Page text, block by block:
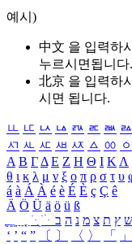
예시)
中文 을 입력하
누르시면됩니다.
北京 을 입력하
시면 됩니다.
ㅥ ㅦ ㅧ ㅨ ㅩ ㅪ ㅫ ㅬ
ㅺ ㅻ ㅼ ㅽ ㅾ ㅿ ㆀ ㆁ
Α Β ΓΔ Ε Ζ Η Θ Ι ΚΛ
θ ι κ λ μ ν ξ ο π ρ σ τ υ
á à Á À é è É È ç Ç ê
Ä Ö Ü ä ö ü ß
ִֶֹ ֻּ ׁׂ ש ץ ת צ מ נ ה ב
‘ ’ “ ” 〔 〕 〈 〉 「 」